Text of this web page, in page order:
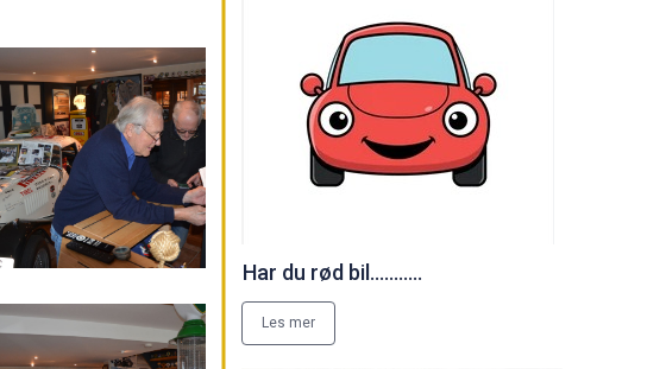
Har du rød bil...........
Les mer